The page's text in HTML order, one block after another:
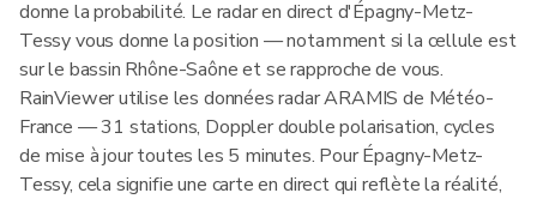
donne la probabilité. Le radar en direct d'Épagny-Metz-
Tessy vous donne la position — notamment si la cellule est
sur le bassin Rhône-Saône et se rapproche de vous.
RainViewer utilise les données radar ARAMIS de Météo-
France — 31 stations, Doppler double polarisation, cycles
de mise à jour toutes les 5 minutes. Pour Épagny-Metz-
Tessy, cela signifie une carte en direct qui reflète la réalité,